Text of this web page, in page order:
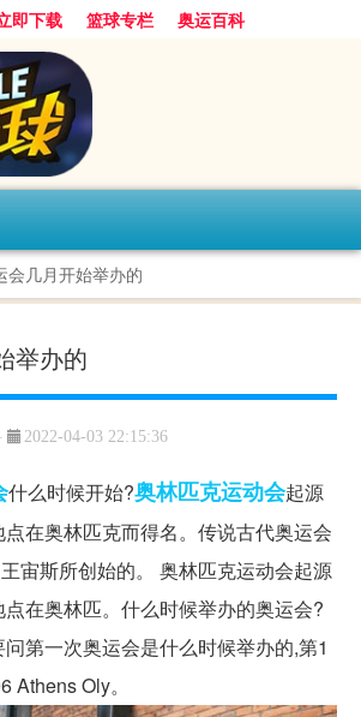
即下载 篮球专栏 奥运百科
会几月开始举办的
举办的
2022-04-03 22:15:36
什么时候开始?奥林匹克运动会起源
在奥林匹克而得名。传说古代奥运会
宙斯所创始的。 奥林匹克运动会起源
在奥林匹。什么时候举办的奥运会?
第一次奥运会是什么时候举办的,第1
Athens Oly。